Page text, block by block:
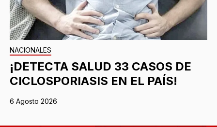
NACIONALES
¡DETECTA SALUD 33 CASOS DE
CICLOSPORIASIS EN EL PAÍS!
6 Agosto 2026